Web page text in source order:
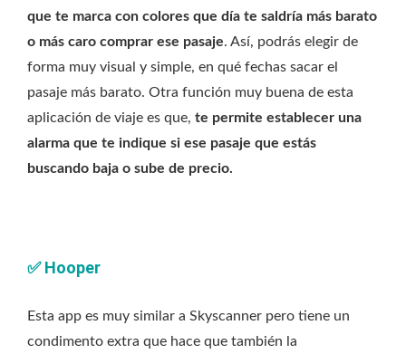
que te marca con colores que día te saldría más barato
o más caro comprar ese pasaje. Así, podrás elegir de
forma muy visual y simple, en qué fechas sacar el
pasaje más barato. Otra función muy buena de esta
aplicación de viaje es que, te permite establecer una
alarma que te indique si ese pasaje que estás
buscando baja o sube de precio.
✅Hooper
Esta app es muy similar a Skyscanner pero tiene un
condimento extra que hace que también la